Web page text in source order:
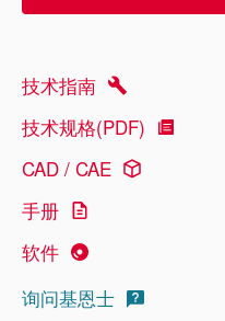
技术指南
技术规格(PDF)
CAD / CAE
手册
软件
询问基恩士